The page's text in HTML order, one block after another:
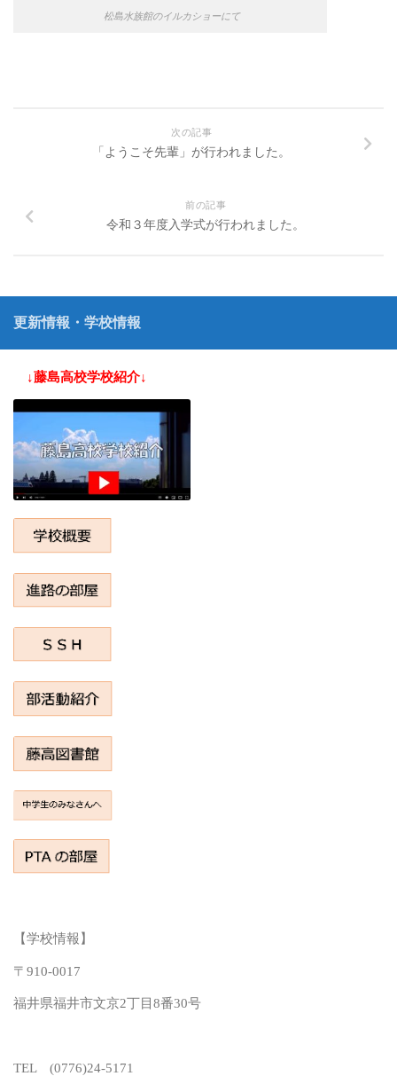
松島水族館のイルカショーにて
次の記事
「ようこそ先輩」が行われました。
前の記事
令和３年度入学式が行われました。
更新情報・学校情報
↓藤島高校学校紹介↓
【学校情報】
〒910-0017
福井県福井市文京2丁目8番30号
TEL (0776)24-5171